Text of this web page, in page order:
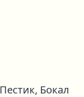
Пестик, Бокал